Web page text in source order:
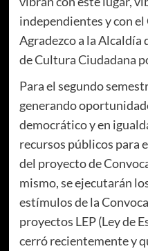
independientes y con
Agradezco a la Alcaldía
de Cultura Ciudadana
Para el segundo
generando
democrático y en
recursos públicos para
del proyecto de
mismo, se ejecutarán
estímulos de la
proyectos LEP (Ley de
cerró recientemente y